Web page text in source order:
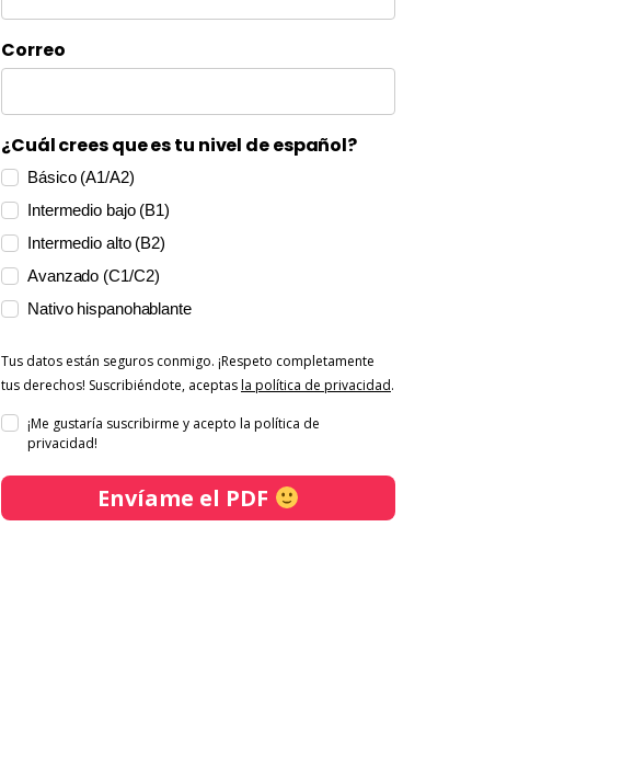
Correo
¿Cuál crees que es tu nivel de español?
Básico (A1/A2)
Intermedio bajo (B1)
Intermedio alto (B2)
Avanzado (C1/C2)
Nativo hispanohablante
Tus datos están seguros conmigo. ¡Respeto completamente
tus derechos! Suscribiéndote, aceptasla política de privacidad.
¡Me gustaría suscribirme y acepto la política de
privacidad!
Envíame el PDF